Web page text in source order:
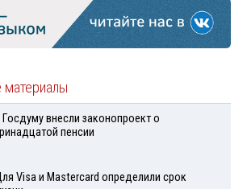
Госдуму внесли законопроект о
пенсии
Visа и Mastercard определили срок